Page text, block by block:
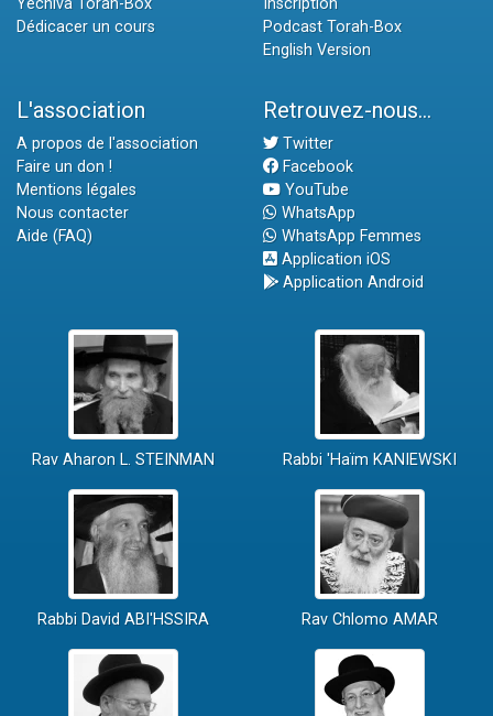
Yéchiva Torah-Box
Dédicacer un cours
Inscription
Podcast Torah-Box
English Version
L'association
A propos de l'association
Faire un don !
Mentions légales
Nous contacter
Aide (FAQ)
Retrouvez-nous...
Twitter
Facebook
YouTube
WhatsApp
WhatsApp Femmes
Application iOS
Application Android
Rav Aharon L. STEINMAN Rabbi 'Haïm KANIEWSKI
Rabbi David ABI'HSSIRA Rav Chlomo AMAR